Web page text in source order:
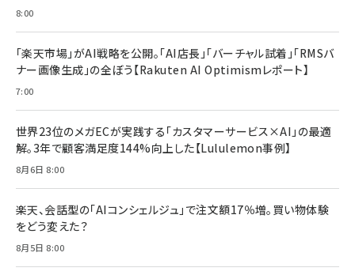
8:00
「楽天市場」がAI戦略を公開。「AI店長」「バーチャル試着」「RMSバ
ナー画像生成」の全ぼう【Rakuten AI Optimismレポート】
7:00
世界23位のメガECが実践する「カスタマーサービス×AI」の最適
解。3年で顧客満足度144%向上した【Lululemon事例】
8月6日 8:00
楽天、会話型の「AIコンシェルジュ」で注文額17％増。買い物体験
をどう変えた？
8月5日 8:00